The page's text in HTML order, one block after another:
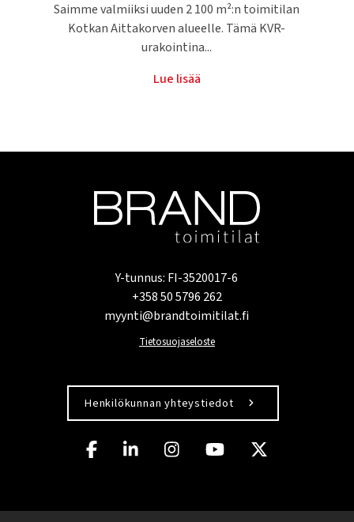
Saimme valmiiksi uuden 2 100 m²:n toimitilan
Kotkan Aittakorven alueelle. Tämä KVR-
urakointina...
Lue lisää
Y-tunnus: FI-3520017-6
+358 50 5796 262
myynti@brandtoimitilat.fi
Tietosuojaseloste
Henkilökunnan yhteystiedot